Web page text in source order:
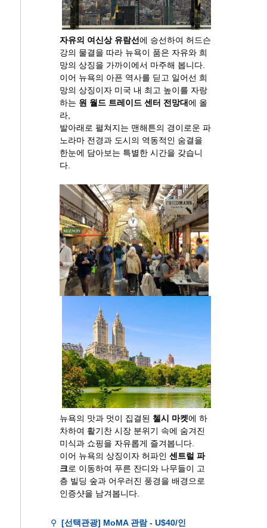
자유의 여신상 유람선에 승선하여 허드슨
강의 물결을 따라 뉴욕이 품은 자유와 희
망의 상징을 가까이에서 마주해 봅니다.
이어 뉴욕의 아픈 역사를 딛고 일어선 희
망의 상징이자 미국 내 최고 높이를 자랑
하는 원 월드 트레이드 센터 전망대에 올
라,
발아래로 펼쳐지는 맨해튼의 경이로운 파
노라마 전경과 도시의 역동적인 숨결을
한눈에 담아보는 특별한 시간을 갖습니
다.
뉴욕의 맛과 멋이 집결된 첼시 마켓에 하
차하여 활기찬 시장 분위기 속에 숨겨진
미식과 쇼핑을 자유롭게 즐겨봅니다.
이어 뉴욕의 상징이자 허파인 센트럴 파
크로 이동하여 푸른 잔디와 나무들이 고
층 빌딩 숲과 어우러진 풍경을 배경으로
인증샷을 남겨봅니다.
⚲ [선택관광] MoMA 관람 - U$40/인